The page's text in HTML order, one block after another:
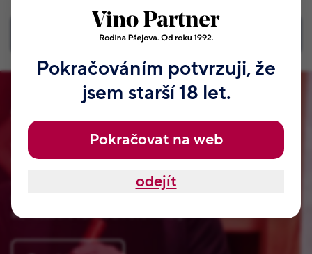
Všechny podrobné informace
Vymysleli jsme pro vás VIP klub naší rodiny Pšejových.
Tyhle odměny, které najdete jen u nás. Jsou od našeho táty
Jaroslava a samozřejmě od Jitky, Radka, Romana a dalších
se, nezabere vám to ani dvě minuty.
Pokračováním potvrzuji, že
jsem starší 18 let.
Pokračovat na web
odejít